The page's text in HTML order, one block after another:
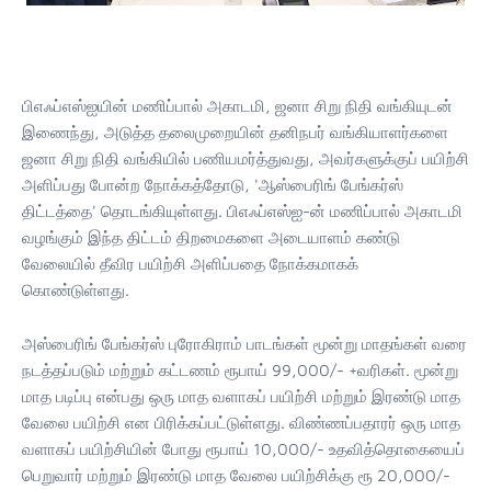
பிஎஃப்எஸ்ஐயின் மணிப்பால் அகாடமி, ஜனா சிறு நிதி வங்கியுடன்
இணைந்து, அடுத்த தலைமுறையின் தனிநபர் வங்கியாளர்களை
ஜனா சிறு நிதி வங்கியில் பணியமர்த்துவது, அவர்களுக்குப் பயிற்சி
அளிப்பது போன்ற நோக்கத்தோடு, 'ஆஸ்பைரிங் பேங்கர்ஸ்
திட்டத்தை' தொடங்கியுள்ளது. பிஎஃப்எஸ்ஐ-ன் மணிப்பால் அகாடமி
வழங்கும் இந்த திட்டம் திறமைகளை அடையாளம் கண்டு
வேலையில் தீவிர பயிற்சி அளிப்பதை நோக்கமாகக்
கொண்டுள்ளது.
அஸ்பைரிங் பேங்கர்ஸ் புரோகிராம் பாடங்கள் மூன்று மாதங்கள் வரை
நடத்தப்படும் மற்றும் கட்டணம் ரூபாய் 99,000/- +வரிகள். மூன்று
மாத படிப்பு என்பது ஒரு மாத வளாகப் பயிற்சி மற்றும் இரண்டு மாத
வேலை பயிற்சி என பிரிக்கப்பட்டுள்ளது. விண்ணப்பதாரர் ஒரு மாத
வளாகப் பயிற்சியின் போது ரூபாய் 10,000/- உதவித்தொகையைப்
பெறுவார் மற்றும் இரண்டு மாத வேலை பயிற்சிக்கு ரூ 20,000/-